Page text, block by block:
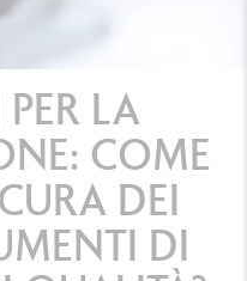
LA
COME
DEI
DI